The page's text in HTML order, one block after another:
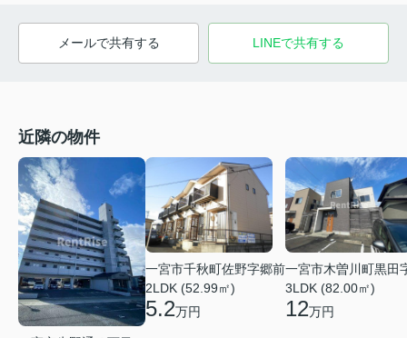
メールで共有する LINEで共有する
近隣の物件
一宮市千秋町佐野字郷前
2LDK (52.99㎡)
5.2万円
一宮市木曽川町黒田
3LDK (82.00㎡)
12万円